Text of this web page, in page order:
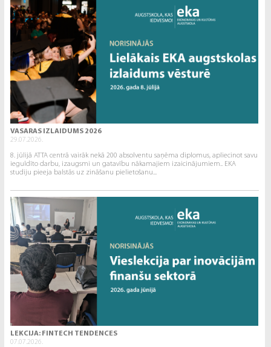
VASARAS IZLAIDUMS 2026
29.07.2026.
8. jūlijā ATTA centrā vairāk nekā 200 absolventu saņēma diplomus, apliecinot savu
ieguldīto darbu, izaugsmi un gatavību nākamajiem izaicinājumiem.. EKA
studiju pieeja balstās uz zināšanu pielietošanu...
LEKCIJA: FINTECH TENDENCES
07.07.2026.